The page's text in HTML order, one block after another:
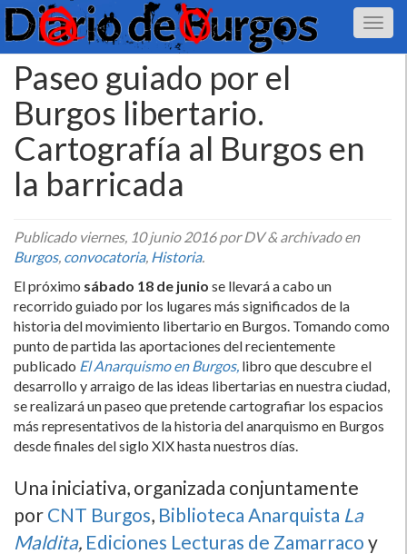
Paseo guiado por el
Burgos libertario.
Cartografí­a al Burgos en
la barricada
Publicado viernes, 10 junio 2016por DV&archivado en
Burgos, convocatoria, Historia.
El próximo sábado 18 de junio se llevará a cabo un
recorrido guiado por los lugares más significados de la
historia del movimiento libertario en Burgos. Tomando como
punto de partida las aportaciones del recientemente
publicado El Anarquismo en Burgos, libro que descubre el
desarrollo y arraigo de las ideas libertarias en nuestra ciudad,
se realizará un paseo que pretende cartografiar los espacios
más representativos de la historia del anarquismo en Burgos
desde finales del siglo XIX hasta nuestros dí­as.
Una iniciativa, organizada conjuntamente
por CNT Burgos, Biblioteca Anarquista La
Maldita, Ediciones Lecturas de Zamarraco y